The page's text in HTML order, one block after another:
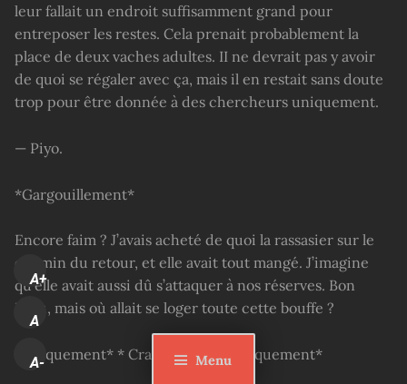
Menu
leur fallait un endroit suffisamment grand pour
entreposer les restes. Cela prenait probablement la
place de deux vaches adultes. II ne devrait pas y avoir
de quoi se régaler avec ça, mais il en restait sans doute
trop pour être donnée à des chercheurs uniquement.
— Piyo.
*Gargouillement*
Encore faim ? J’avais acheté de quoi la rassasier sur le
chemin du retour, et elle avait tout mangé. J’imagine
qu’elle avait aussi dû s’attaquer à nos réserves. Bon
Dieu, mais où allait se loger toute cette bouffe ?
*Craquement* * Craquement* *Craquement*
A+
A
A-